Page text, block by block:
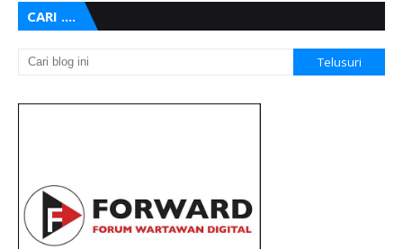
CARI ....